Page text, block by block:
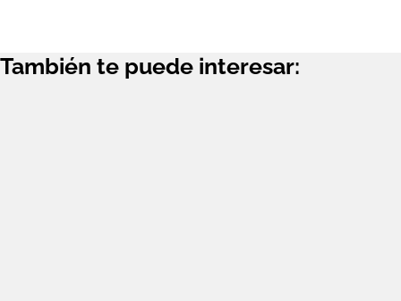
También te puede interesar: